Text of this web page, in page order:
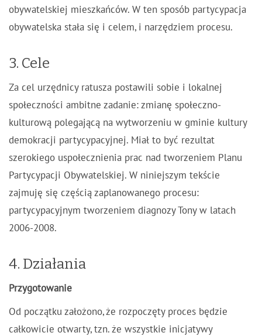
obywatelskiej mieszkańców. W ten sposób partycypacja
obywatelska stała się i celem, i narzędziem procesu.
3. Cele
Za cel urzędnicy ratusza postawili sobie i lokalnej
społeczności ambitne zadanie: zmianę społeczno-
kulturową polegającą na wytworzeniu w gminie kultury
demokracji partycypacyjnej. Miał to być rezultat
szerokiego uspołecznienia prac nad tworzeniem Planu
Partycypacji Obywatelskiej. W niniejszym tekście
zajmuję się częścią zaplanowanego procesu:
partycypacyjnym tworzeniem diagnozy Tony w latach
2006-2008.
4. Działania
Przygotowanie
Od początku założono, że rozpoczęty proces będzie
całkowicie otwarty, tzn. że wszystkie inicjatywy